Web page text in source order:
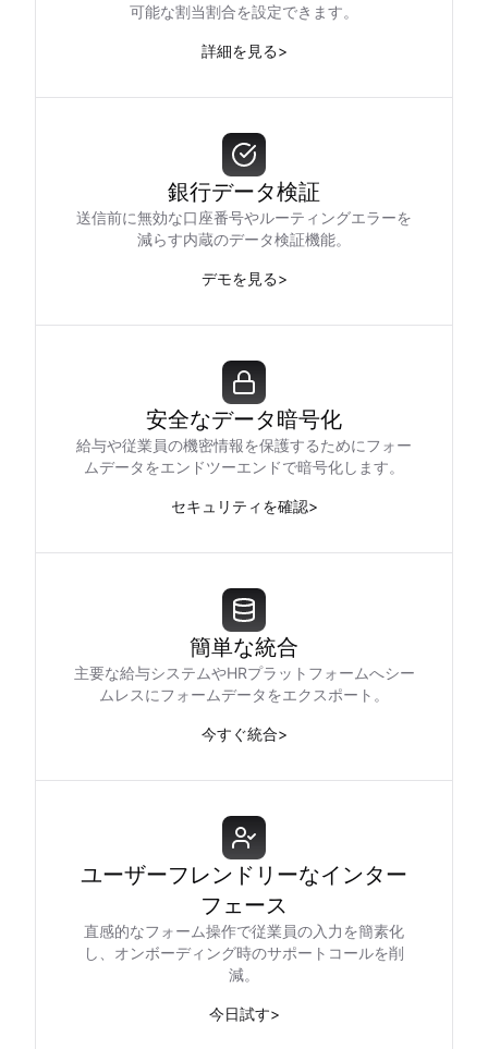
可能な割当割合を設定できます。
詳細を見る>
銀行データ検証
送信前に無効な口座番号やルーティングエラーを
減らす内蔵のデータ検証機能。
デモを見る>
安全なデータ暗号化
給与や従業員の機密情報を保護するためにフォー
ムデータをエンドツーエンドで暗号化します。
セキュリティを確認>
簡単な統合
主要な給与システムやHRプラットフォームへシー
ムレスにフォームデータをエクスポート。
今すぐ統合>
ユーザーフレンドリーなインター
フェース
直感的なフォーム操作で従業員の入力を簡素化
し、オンボーディング時のサポートコールを削
減。
今日試す>